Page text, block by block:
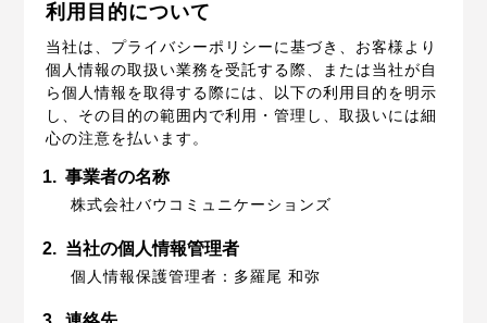
利用目的について
当社は、プライバシーポリシーに基づき、お客様より
個人情報の取扱い業務を受託する際、または当社が自
ら個人情報を取得する際には、以下の利用目的を明示
し、その目的の範囲内で利用・管理し、取扱いには細
心の注意を払います。
1. 事業者の名称
株式会社バウコミュニケーションズ
2. 当社の個人情報管理者
個人情報保護管理者：多羅尾 和弥